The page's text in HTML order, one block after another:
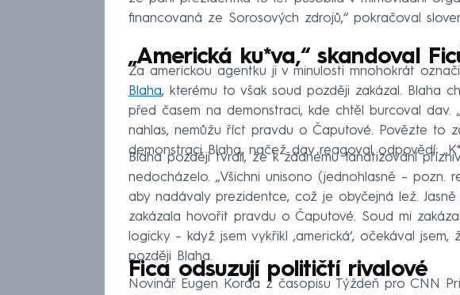
financovaná ze Sorosových zdrojů,“ pokračoval
„Americká ku*va,“ skandoval
Za americkou agentku ji v minulosti mnohokrát
Blaha, kterému to však soud později zakázal. Blaha
před časem na demonstraci, kde chtěl burcoval dav.
nahlas, nemůžu říct pravdu o Čaputové. Povězte to
demonstraci Blaha, načež dav reagoval odpovědí:
Blaha později tvrdil, že k žádnému fanatizování
nedocházelo. „Všichni unisono (jednohlasně – pozn.
aby nadávaly prezidentce, což je obyčejná lež.
zakázala hovořit pravdu o Čaputové. Soud mi
logicky – když jsem vykřikl ‚americká‘, očekával jsem,
později Blaha.
Fica odsuzují političtí rivalové
Novinář Eugen Korda z časopisu Týždeň pro CNN